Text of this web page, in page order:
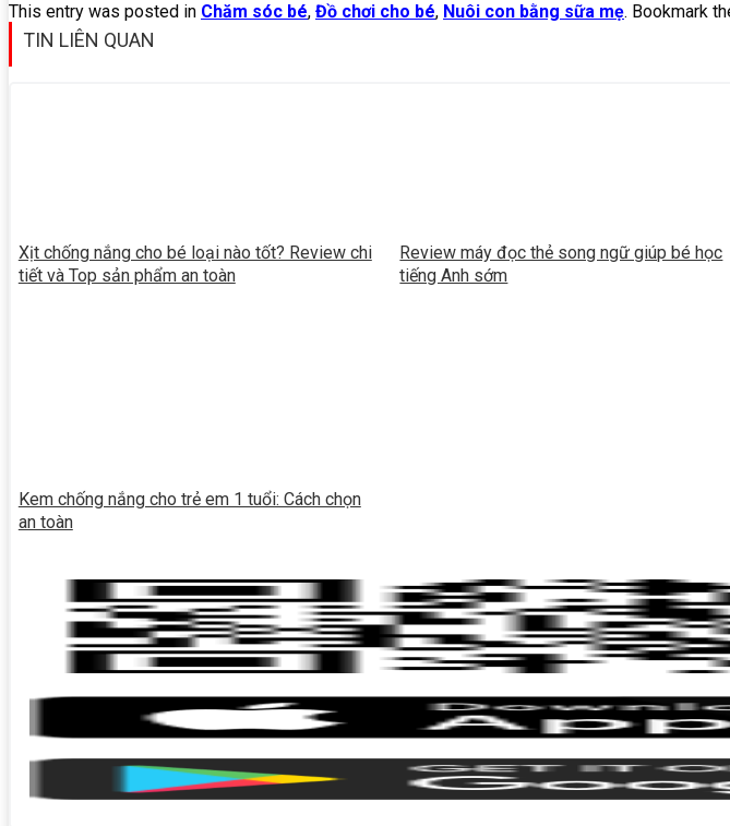
This entry was posted in Chăm sóc bé, Đồ chơi cho bé, Nuôi con bằng sữa mẹ. Bookmark
TIN LIÊN QUAN
Xịt chống nắng cho bé loại nào tốt? Review chi
tiết và Top sản phẩm an toàn
Review máy đọc thẻ song ngữ giúp bé học
tiếng Anh sớm
Kem chống nắng cho trẻ em 1 tuổi: Cách chọn
an toàn